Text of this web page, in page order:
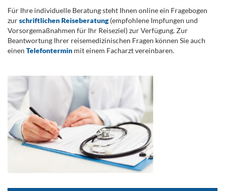
Für Ihre individuelle Beratung steht Ihnen online ein Fragebogen
zurschriftlichen Reiseberatung(empfohlene Impfungen und
Vorsorgemaßnahmen für Ihr Reiseziel) zur Verfügung. Zur
Beantwortung Ihrer reisemedizinischen Fragen können Sie auch
einen Telefontermin mit einem Facharzt vereinbaren.